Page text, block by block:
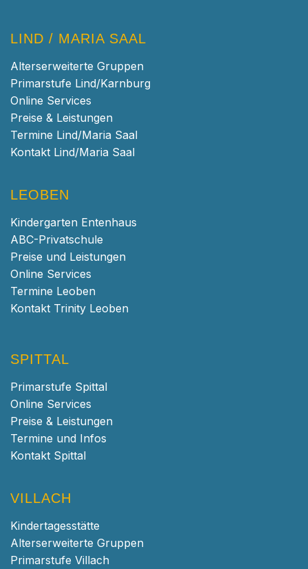
LIND / MARIA SAAL
Alterserweiterte Gruppen
Primarstufe Lind/Karnburg
Online Services
Preise & Leistungen
Termine Lind/Maria Saal
Kontakt Lind/Maria Saal
LEOBEN
Kindergarten Entenhaus
ABC-Privatschule
Preise und Leistungen
Online Services
Termine Leoben
Kontakt Trinity Leoben
SPITTAL
Primarstufe Spittal
Online Services
Preise & Leistungen
Termine und Infos
Kontakt Spittal
VILLACH
Kindertagesstätte
Alterserweiterte Gruppen
Primarstufe Villach